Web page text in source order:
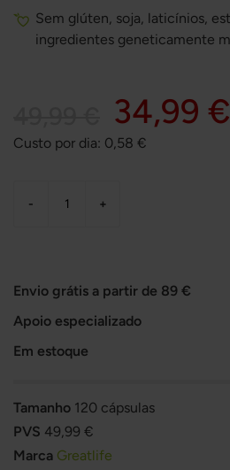
Sem glúten, soja, laticínios,
ingredientes geneticamente
34,99 €
Custo por dia: 0,58 €
- +
Envio grátis a partir de 89 €
Apoio especializado
Em estoque
Tamanho 120 cápsulas
PVS 49,99 €
Marca Greatlife